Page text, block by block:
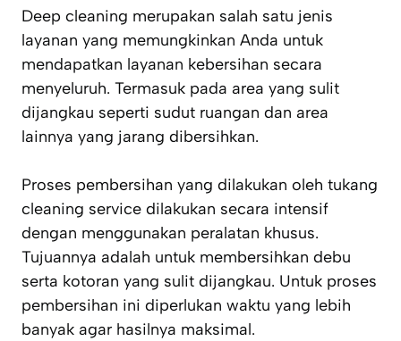
Deep cleaning merupakan salah satu jenis
layanan yang memungkinkan Anda untuk
mendapatkan layanan kebersihan secara
menyeluruh. Termasuk pada area yang sulit
dijangkau seperti sudut ruangan dan area
lainnya yang jarang dibersihkan.
Proses pembersihan yang dilakukan oleh tukang
cleaning service dilakukan secara intensif
dengan menggunakan peralatan khusus.
Tujuannya adalah untuk membersihkan debu
serta kotoran yang sulit dijangkau. Untuk proses
pembersihan ini diperlukan waktu yang lebih
banyak agar hasilnya maksimal.